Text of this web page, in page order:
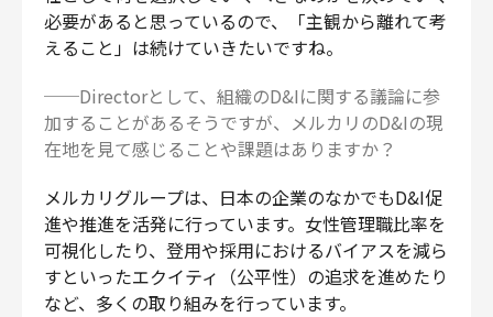
必要があると思っているので、「主観から離れて考
えること」は続けていきたいですね。
──Directorとして、組織のD&Iに関する議論に参
加することがあるそうですが、メルカリのD&Iの現
在地を見て感じることや課題はありますか？
メルカリグループは、日本の企業のなかでもD&I促
進や推進を活発に行っています。女性管理職比率を
可視化したり、登用や採用におけるバイアスを減ら
すといったエクイティ（公平性）の追求を進めたり
など、多くの取り組みを行っています。